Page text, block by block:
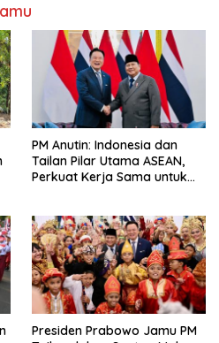
PM Anutin: Indonesia dan
Tailan Pilar Utama ASEAN,
Perkuat Kerja Sama untuk
Presiden Prabowo Jamu PM